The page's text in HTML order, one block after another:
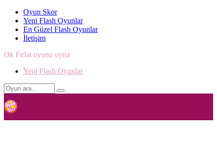
Oyun Skor
Yeni Flash Oyunlar
En Güzel Flash Oyunlar
İletişim
Ok Fırlat oyunu oyna
Yeni Flash Oyunlar